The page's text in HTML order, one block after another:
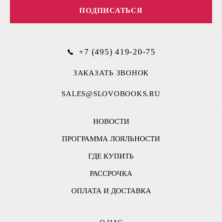
НОВОСТИ
ПРОГРАММА ЛОЯЛЬНОСТИ
ГДЕ КУПИТЬ
РАССРОЧКА
ОПЛАТА И ДОСТАВКА
ПОДПИСАТЬСЯ
+7 (495) 419-20-75
ЗАКАЗАТЬ ЗВОНОК
SALES@SLOVOBOOKS.RU